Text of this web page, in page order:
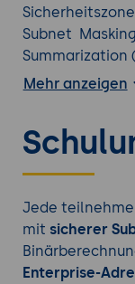
Subnet
Tabellen klein,
Dieses
Handwerk
Subnetz bis
Standort, DMZ,
Stack.
Mehr anzeigen
Jede
mit sicherer
Enterprise-